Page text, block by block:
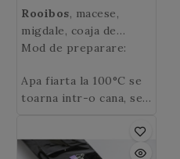
Rooibos, macese,
migdale, coaja de
portocala,
cardamom, aroma
Mod de preparare:
Apa fiarta la 100°C se
toarna intr-o cana, se
gr) si se lasa la infuzat